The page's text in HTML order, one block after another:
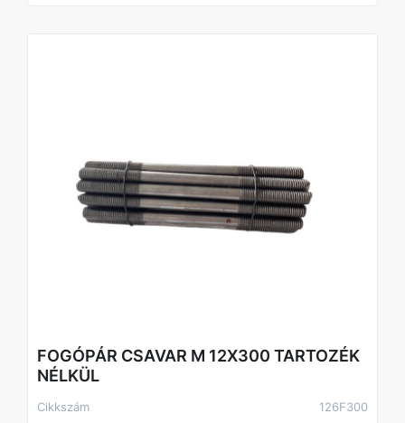
FOGÓPÁR CSAVAR M 12X300 TARTOZÉK
NÉLKÜL
Cikkszám
126F300